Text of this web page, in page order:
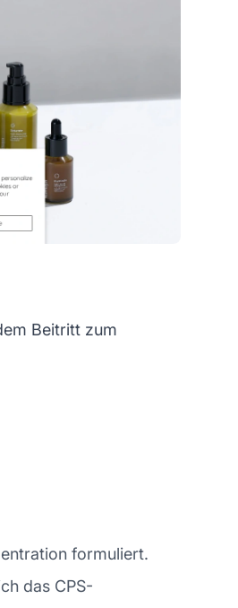
Beitritt zum
formuliert.
das CPS-